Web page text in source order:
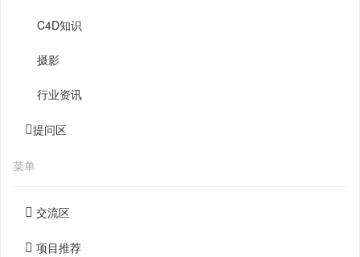
C4D知识
摄影
行业资讯
提问区
菜单
交流区
项目推荐